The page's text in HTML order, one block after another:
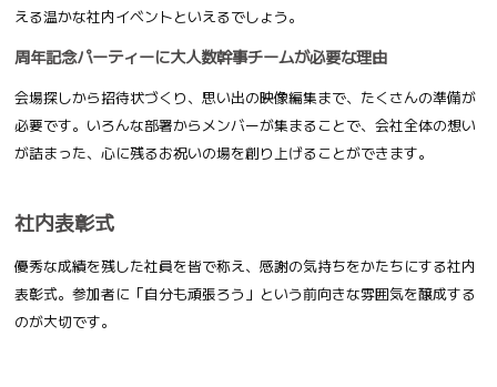
える温かな社内イベントといえるでしょう。
周年記念パーティーに大人数幹事チームが必要な理由
会場探しから招待状づくり、思い出の映像編集まで、たくさんの準備が
必要です。いろんな部署からメンバーが集まることで、会社全体の想い
が詰まった、心に残るお祝いの場を創り上げることができます。
社内表彰式
優秀な成績を残した社員を皆で称え、感謝の気持ちをかたちにする社内
表彰式。参加者に「自分も頑張ろう」という前向きな雰囲気を醸成する
のが大切です。